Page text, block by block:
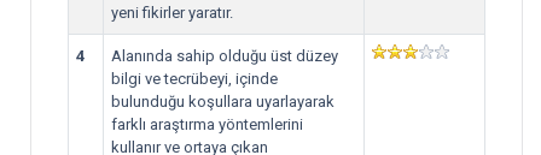
yeni fikirler yaratır.
4
Alanında sahip olduğu üst düzey
bilgi ve tecrübeyi, içinde
bulunduğu koşullara uyarlayarak
farklı araştırma yöntemlerini
kullanır ve ortaya çıkan